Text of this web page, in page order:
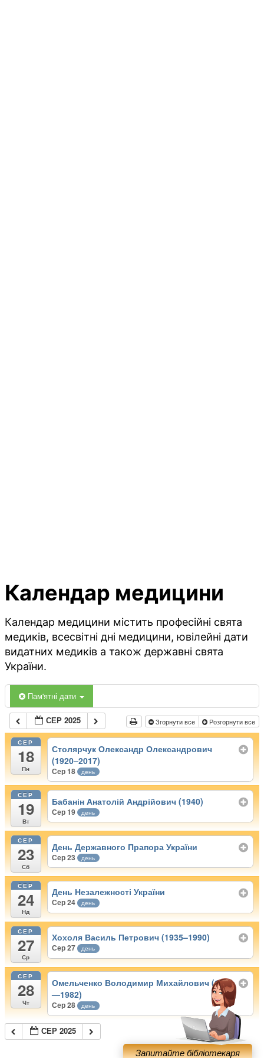
Календар медицини
Календар медицини містить професійні свята
медиків, всесвітні дні медицини, ювілейні дати
видатних медиків а також державні свята
України.
Пам'ятні дати
СЕР 2025 Згорнути все Розгорнути все
СЕР
18
Пн
Столярчук Олександр Олександрович
(1920–2017)
Сер 18 день
СЕР
19
Вт
Бабанін Анатолій Андрійович (1940)
Сер 19 день
СЕР
23
Сб
День Державного Прапора України
Сер 23 день
СЕР
24
Нд
День Незалежності України
Сер 24 день
СЕР
27
Ср
Хохоля Василь Петрович (1935–1990)
Сер 27 день
СЕР
28
Чт
Омельченко Володимир Михайлович (1920
—1982)
Сер 28 день
СЕР 2025